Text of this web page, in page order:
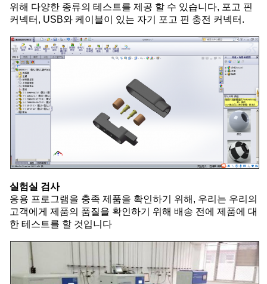
위해 다양한 종류의 테스트를 제공 할 수 있습니다, 포고 핀
커넥터, USB와 케이블이 있는 자기 포고 핀 충전 커넥터.
실험실 검사
응용 프로그램을 충족 제품을 확인하기 위해, 우리는 우리의
고객에게 제품의 품질을 확인하기 위해 배송 전에 제품에 대
한 테스트를 할 것입니다